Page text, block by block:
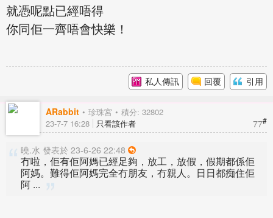
就憑呢點已經唔得
你同佢一齊唔會快樂！
私人傳訊 回覆 引用
ARabbit 珍珠宮 積分: 32802
77#
23-7-7 16:28 只看該作者
曉.水 發表於 23-6-26 22:48
冇啦，佢有佢阿媽已經足夠，放工，放假，假期都係佢
阿媽。難得佢阿媽完全冇朋友，冇親人。日日都痴住佢
阿 ...